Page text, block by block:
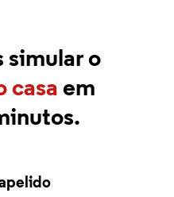
simular o
casa em